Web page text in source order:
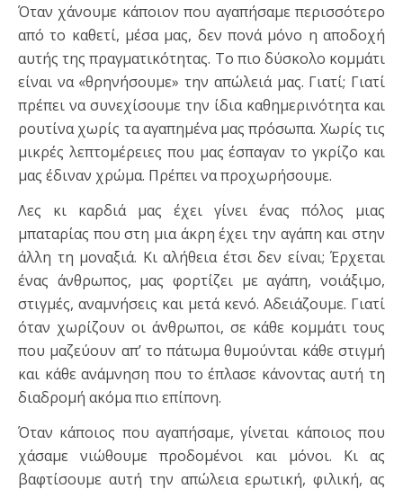
Όταν χάνουμε κάποιον που αγαπήσαμε περισσότερο
από το καθετί, μέσα μας, δεν πονά μόνο η αποδοχή
αυτής της πραγματικότητας. Το πιο δύσκολο κομμάτι
είναι να «θρηνήσουμε» την απώλειά μας. Γιατί; Γιατί
πρέπει να συνεχίσουμε την ίδια καθημερινότητα και
ρουτίνα χωρίς τα αγαπημένα μας πρόσωπα. Χωρίς τις
μικρές λεπτομέρειες που μας έσπαγαν το γκρίζο και
μας έδιναν χρώμα. Πρέπει να προχωρήσουμε.
Λες κι καρδιά μας έχει γίνει ένας πόλος μιας
μπαταρίας που στη μια άκρη έχει την αγάπη και στην
άλλη τη μοναξιά. Κι αλήθεια έτσι δεν είναι; Έρχεται
ένας άνθρωπος, μας φορτίζει με αγάπη, νοιάξιμο,
στιγμές, αναμνήσεις και μετά κενό. Αδειάζουμε. Γιατί
όταν χωρίζουν οι άνθρωποι, σε κάθε κομμάτι τους
που μαζεύουν απ’ το πάτωμα θυμούνται κάθε στιγμή
και κάθε ανάμνηση που το έπλασε κάνοντας αυτή τη
διαδρομή ακόμα πιο επίπονη.
Όταν κάποιος που αγαπήσαμε, γίνεται κάποιος που
χάσαμε νιώθουμε προδομένοι και μόνοι. Κι ας
βαφτίσουμε αυτή την απώλεια ερωτική, φιλική, ας